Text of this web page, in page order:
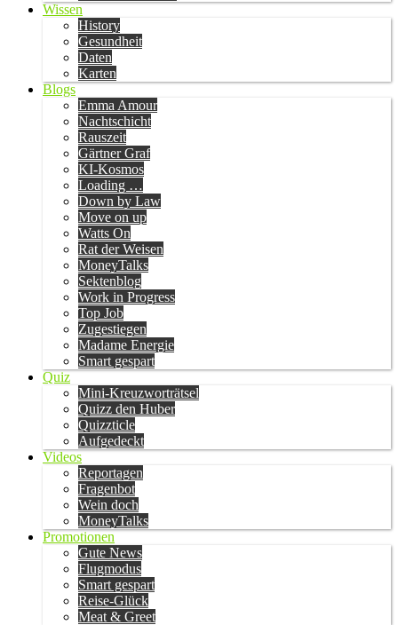
Wissen
History
Gesundheit
Daten
Karten
Blogs
Emma Amour
Nachtschicht
Rauszeit
Gärtner Graf
KI-Kosmos
Loading …
Down by Law
Move on up
Watts On
Rat der Weisen
MoneyTalks
Sektenblog
Work in Progress
Top Job
Zugestiegen
Madame Energie
Smart gespart
Quiz
Mini-Kreuzworträtsel
Quizz den Huber
Quizzticle
Aufgedeckt
Videos
Reportagen
Fragenbot
Wein doch
MoneyTalks
Promotionen
Gute News
Flugmodus
Smart gespart
Reise-Glück
Meat & Greet